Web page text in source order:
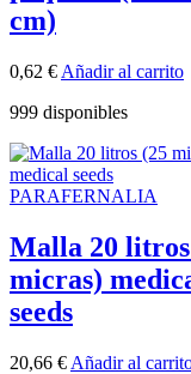
cm)
0,62 € Añadir al carrito
999 disponibles
PARAFERNALIA
Malla 20
micras)
seeds
20,66 € Añadir al